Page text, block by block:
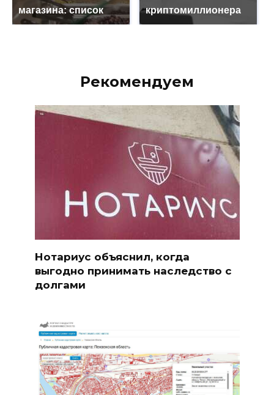
магазина: список
криптомиллионера
Рекомендуем
Нотариус объяснил, когда
выгодно принимать наследство с
долгами